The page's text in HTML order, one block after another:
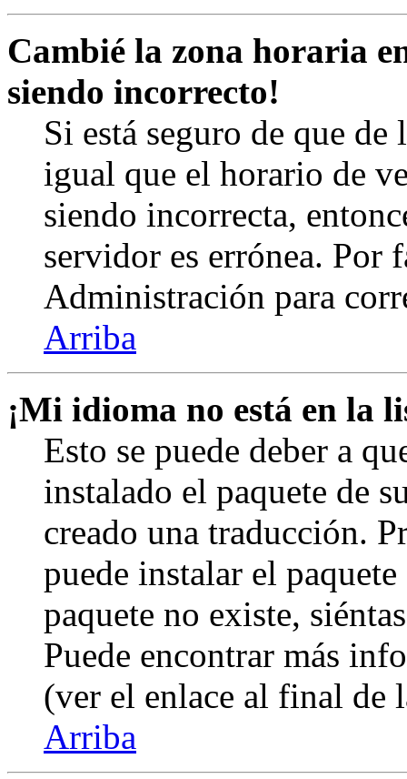
Cambié la zona horaria
siendo incorrecto!
Si está seguro de que
igual que el horario de
siendo incorrecta,
servidor es errónea. Por
Administración para
Arriba
¡Mi idioma no está en la
Esto se puede deber a
instalado el paquete de
creado una traducción.
puede instalar el
paquete no existe,
Puede encontrar más
(ver el enlace al final de
Arriba